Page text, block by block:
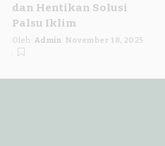
dan Hentikan Solusi
Palsu Iklim
Posted
by
Oleh: Admin November 18, 2025